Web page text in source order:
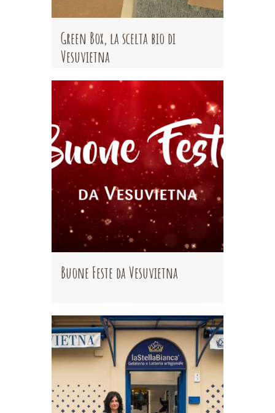
Green Box, la scelta bio di
Vesuvietna
Buone Feste da Vesuvietna